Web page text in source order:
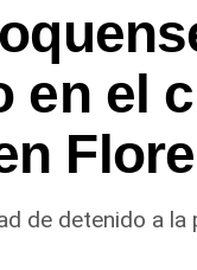
en el
de detenido a la